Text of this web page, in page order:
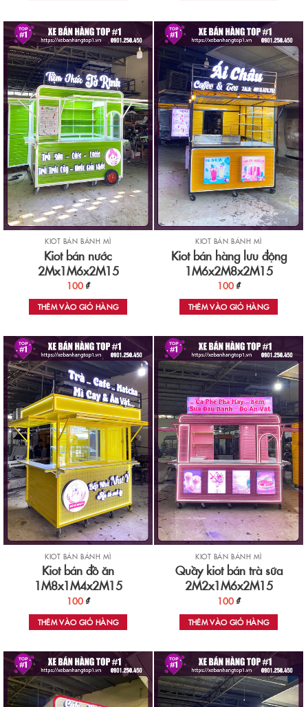
KIOT BÁN BÁNH MÌ
Kiot bán nước
2Mx1M6x2M15
100 ₫
THÊM VÀO GIỎ HÀNG
KIOT BÁN BÁNH MÌ
Kiot bán hàng lưu động
1M6x2M8x2M15
100 ₫
THÊM VÀO GIỎ HÀNG
KIOT BÁN BÁNH MÌ
Kiot bán đồ ăn
1M8x1M4x2M15
100 ₫
THÊM VÀO GIỎ HÀNG
KIOT BÁN BÁNH MÌ
Quầy kiot bán trà sữa
2M2x1M6x2M15
100 ₫
THÊM VÀO GIỎ HÀNG